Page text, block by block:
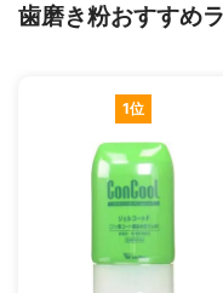
歯磨き粉おすすめ
1位